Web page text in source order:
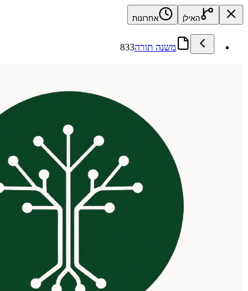
האילן אחרונות
משנה תורה833